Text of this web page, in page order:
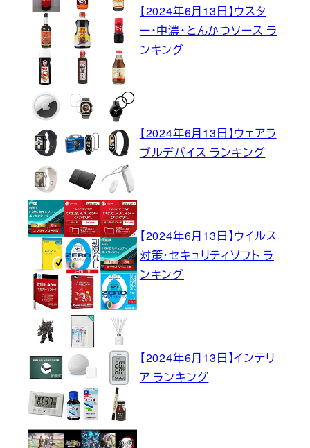
【2024年6月13日】ウスタ
ー・中濃・とんかつソース ラ
ンキング
【2024年6月13日】ウェアラ
ブルデバイス ランキング
【2024年6月13日】ウイルス
対策・セキュリティソフト ラ
ンキング
【2024年6月13日】インテリ
ア ランキング